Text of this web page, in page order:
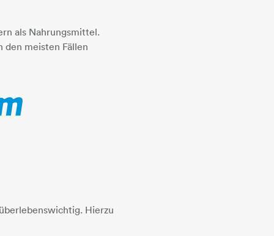
als Nahrungsmittel.
den meisten Fällen
Hierzu